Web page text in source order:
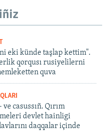
eki künde taşlap kettim".
qorqusı rusiyelilerni
quva
ve casussıñ. Qırım
devlet hainligi
daqqalar içinde